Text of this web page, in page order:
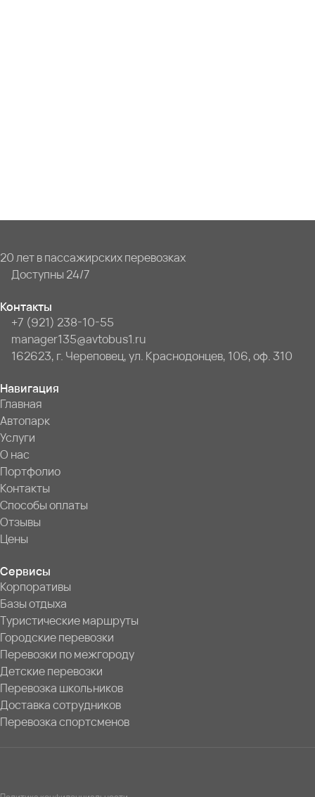
20 лет в пассажирских перевозках
Доступны 24/7
Контакты
+7 (921) 238-10-55
manager135@avtobus1.ru
162623, г. Череповец, ул. Краснодонцев, 106, оф. 310
Навигация
Главная
Автопарк
Услуги
О нас
Портфолио
Контакты
Способы оплаты
Отзывы
Цены
Сервисы
Корпоративы
Базы отдыха
Туристические маршруты
Городские перевозки
Перевозки по межгороду
Детские перевозки
Перевозка школьников
Доставка сотрудников
Перевозка спортсменов